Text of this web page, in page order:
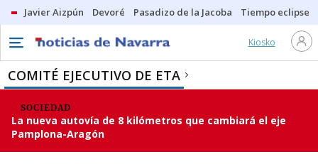
Javier Aizpún Devoré Pasadizo de la Jacoba Tiempo eclipse
Kiosko
COMITÉ EJECUTIVO DE ETA
SOCIEDAD
La nueva autovía de 8 kilómetros que cambiará el eje
Pamplona-Aragón